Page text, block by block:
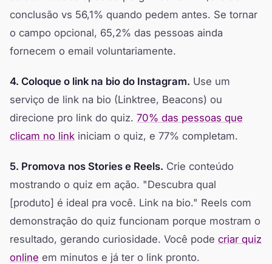
conclusão vs 56,1% quando pedem antes. Se tornar
o campo opcional, 65,2% das pessoas ainda
fornecem o email voluntariamente.
4. Coloque o link na bio do Instagram. Use um
serviço de link na bio (Linktree, Beacons) ou
direcione pro link do quiz. 70% das pessoas que
clicam no link iniciam o quiz, e 77% completam.
5. Promova nos Stories e Reels. Crie conteúdo
mostrando o quiz em ação. "Descubra qual
[produto] é ideal pra você. Link na bio." Reels com
demonstração do quiz funcionam porque mostram o
resultado, gerando curiosidade. Você pode criar quiz
online em minutos e já ter o link pronto.